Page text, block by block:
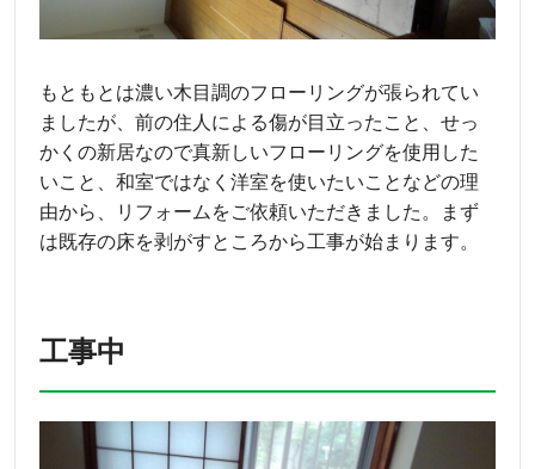
もともとは濃い木目調のフローリングが張られてい
ましたが、前の住人による傷が目立ったこと、せっ
かくの新居なので真新しいフローリングを使用した
いこと、和室ではなく洋室を使いたいことなどの理
由から、リフォームをご依頼いただきました。まず
は既存の床を剥がすところから工事が始まります。
工事中